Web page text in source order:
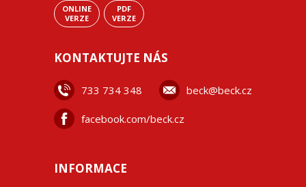
ONLINE
VERZE
PDF
VERZE
KONTAKTUJTE NÁS
733 734 348 beck@beck.cz
facebook.com/beck.cz
INFORMACE